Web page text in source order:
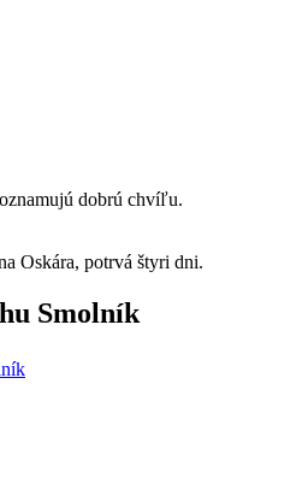
dobrú chvíľu.
Oskára, potrvá štyri dni.
Smolník